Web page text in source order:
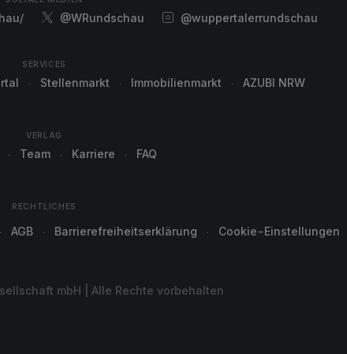
@WRundschau @wuppertalerrundschau
SERVICES
Stellenmarkt Immobilienmarkt AZUBI NRW
VERLAG
Team Karriere FAQ
RECHTLICHES
AGB Barrierefreiheitserklärung Cookie-Einstellungen
mbH | Alle Rechte vorbehalten